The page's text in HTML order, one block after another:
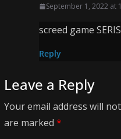
September 1, 2022 at
screed game
Reply
Leave a Reply
Your email address will
are marked *